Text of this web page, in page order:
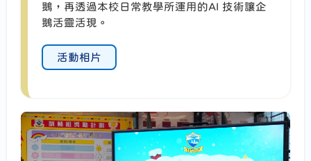
鵝，再透過本校日常教學所運用的AI 技術讓企
鵝活靈活現。
活動相片